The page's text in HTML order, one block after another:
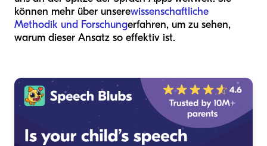
können mehr über unserewissenschaftliche
Methodik und Forschungerfahren, um zu sehen,
warum dieser Ansatz so effektiv ist.